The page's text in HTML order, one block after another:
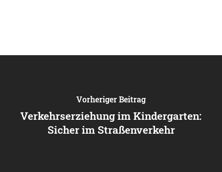
Vorheriger Beitrag
Verkehrserziehung im Kindergarten:
Sicher im Straßenverkehr